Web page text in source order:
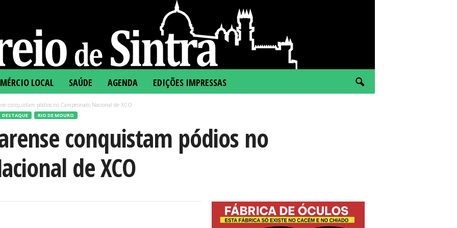
LOCAL SAÚDE AGENDA EDIÇÕES IMPRESSAS
conquistam pódios no Campeonato Nacional de XCO
DESTAQUE RIO DE MOURO
conquistam pódios no
de XCO